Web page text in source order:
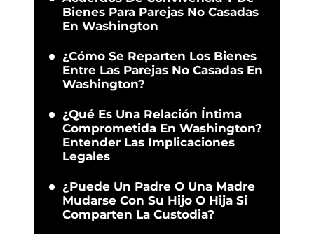
Bienes Para Parejas No Casadas
En Washington
¿Cómo Se Reparten Los Bienes
Entre Las Parejas No Casadas En
Washington?
¿Qué Es Una Relación Íntima
Comprometida En Washington?
Entender Las Implicaciones
Legales
¿Puede Un Padre O Una Madre
Mudarse Con Su Hijo O Hija Si
Comparten La Custodia?